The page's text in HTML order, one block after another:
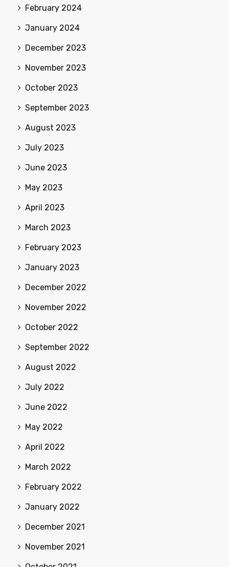
February 2024
January 2024
December 2023
November 2023
October 2023
September 2023
August 2023
July 2023
June 2023
May 2023
April 2023
March 2023
February 2023
January 2023
December 2022
November 2022
October 2022
September 2022
August 2022
July 2022
June 2022
May 2022
April 2022
March 2022
February 2022
January 2022
December 2021
November 2021